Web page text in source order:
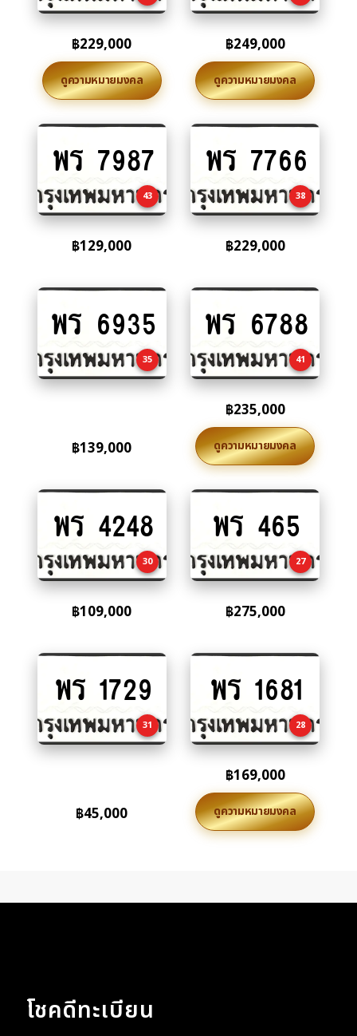
฿229,000
ดูความหมายมงคล
฿249,000
ดูความหมายมงคล
to
พร 7987
43
฿129,000
to
พร 7766
38
฿229,000
to
พร 6935
35
฿139,000
to
พร 6788
41
฿235,000
ดูความหมายมงคล
to
พร 4248
30
฿109,000
to
พร 465
27
฿275,000
to
พร 1729
31
฿45,000
to
พร 1681
28
฿169,000
ดูความหมายมงคล
โชคดีทะเบียน